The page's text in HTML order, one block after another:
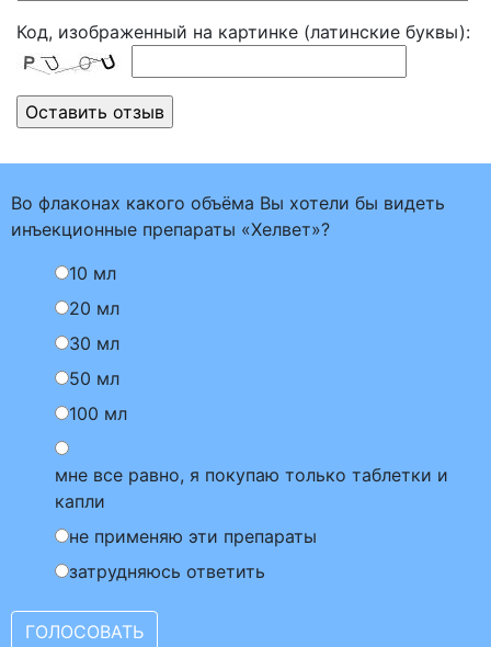
Код, изображенный на картинке (латинские буквы):
Во флаконах какого объёма Вы хотели бы видеть
инъекционные препараты «Хелвет»?
10 мл
20 мл
30 мл
50 мл
100 мл
мне все равно, я покупаю только таблетки и
капли
не применяю эти препараты
затрудняюсь ответить